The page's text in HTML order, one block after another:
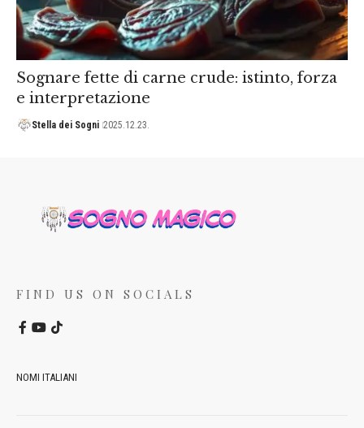
Sognare fette di carne crude: istinto, forza
e interpretazione
Stella dei Sogni 2025.12.23.
FIND US ON SOCIALS
NOMI ITALIANI